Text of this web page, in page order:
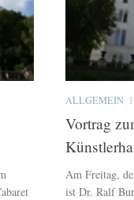
ALLGEMEIN
Vortrag
Am Freitag,
ist Dr. Ralf